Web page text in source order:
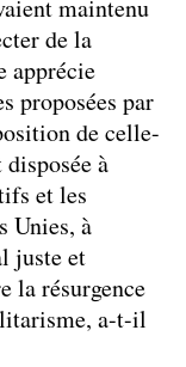
maintenu
de la
apprécie
proposées par
de celle-
à
et les
Unies, à
juste et
la résurgence
a-t-il